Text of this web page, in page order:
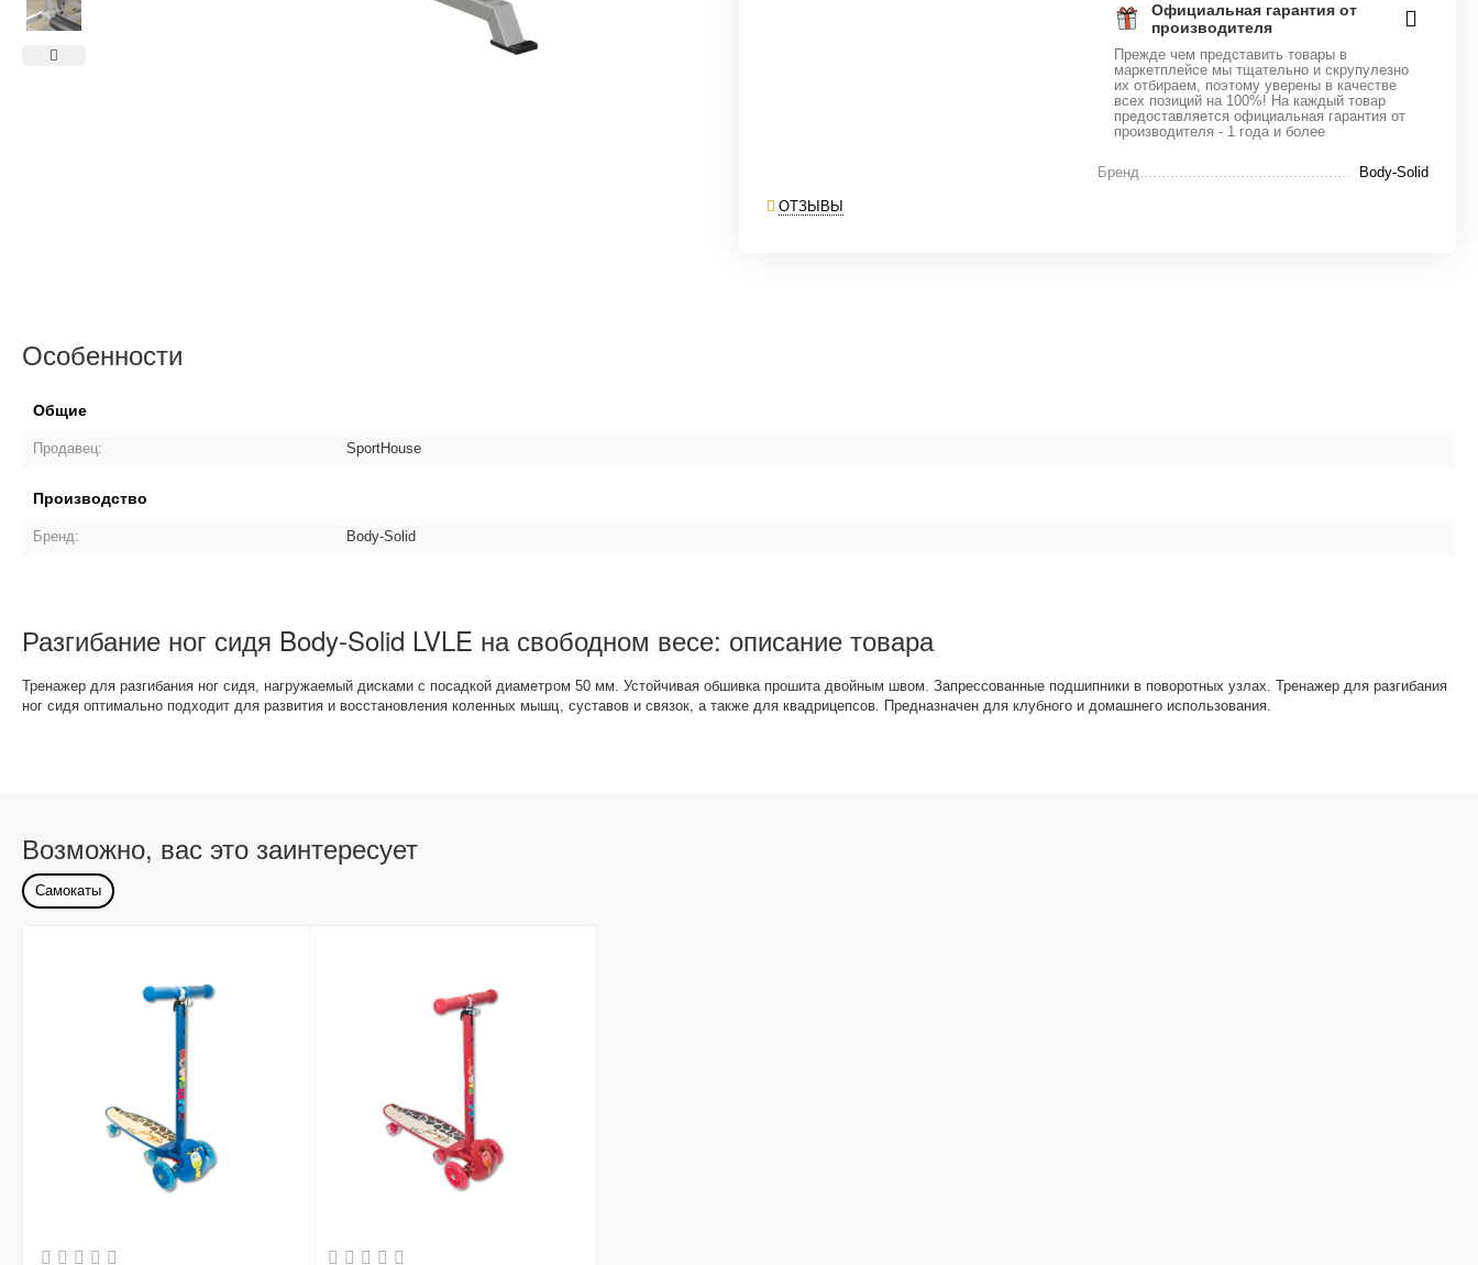
Официальная гарантия от
производителя
Прежде чем представить товары в
маркетплейсе мы тщательно и скрупулезно
их отбираем, поэтому уверены в качестве
всех позиций на 100%! На каждый товар
предоставляется официальная гарантия от
производителя - 1 года и более
Бренд Body-Solid
ОТЗЫВЫ
Особенности
Общие
Продавец: SportHouse
Производство
Бренд: Body-Solid
Разгибание ног сидя Body-Solid LVLE на свободном весе: описание товара
Тренажер для разгибания ног сидя, нагружаемый дисками с посадкой диаметром 50 мм. Устойчивая обшивка прошита двойным швом. Запрессованные подшипники в поворотных узлах. Тренажер для разгибания
ног сидя оптимально подходит для развития и восстановления коленных мышц, суставов и связок, а также для квадрицепсов. Предназначен для клубного и домашнего использования.
Возможно, вас это заинтересует
Самокаты